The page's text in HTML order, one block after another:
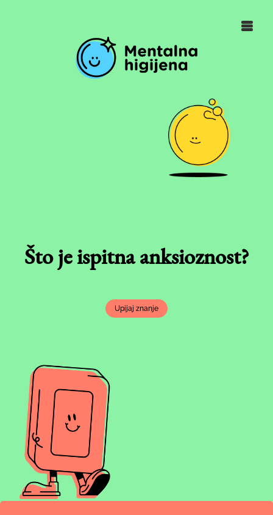
Što je ispitna anksioznost?
Upijaj znanje